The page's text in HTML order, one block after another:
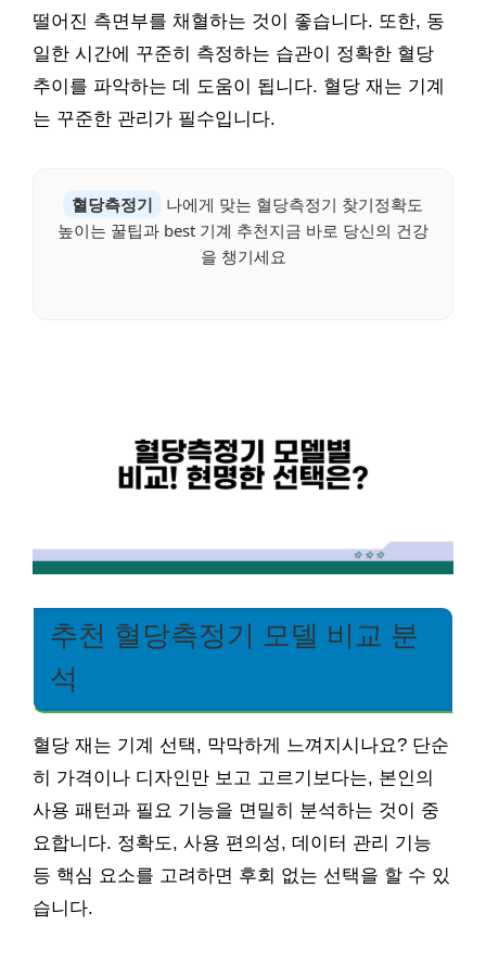
떨어진 측면부를 채혈하는 것이 좋습니다. 또한, 동
일한 시간에 꾸준히 측정하는 습관이 정확한 혈당
추이를 파악하는 데 도움이 됩니다. 혈당 재는 기계
는 꾸준한 관리가 필수입니다.
혈당측정기
나에게 맞는 혈당측정기 찾기정확도
높이는 꿀팁과 best 기계 추천지금 바로 당신의 건강
을 챙기세요
추천 혈당측정기 모델 비교 분
석
혈당 재는 기계 선택, 막막하게 느껴지시나요? 단순
히 가격이나 디자인만 보고 고르기보다는, 본인의
사용 패턴과 필요 기능을 면밀히 분석하는 것이 중
요합니다. 정확도, 사용 편의성, 데이터 관리 기능
등 핵심 요소를 고려하면 후회 없는 선택을 할 수 있
습니다.